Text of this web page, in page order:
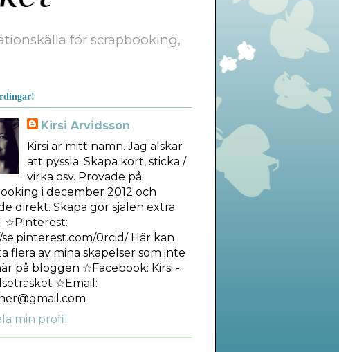
för scrapbooking,
Kirsi Arvidsson
Kirsi är mitt namn. Jag älskar
att pyssla. Skapa kort, sticka /
virka osv. Provade på
i december 2012 och
direkt. Skapa gör själen extra
☆Pinterest:
se.pinterest.com/0rcid/ Här kan
flera av mina skapelser som inte
på bloggen ☆Facebook: Kirsi -
☆Email:
min profil